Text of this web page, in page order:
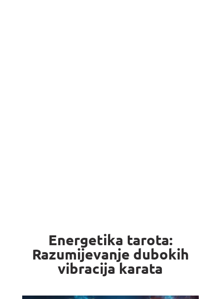
Energetika tarota:
Razumijevanje dubokih
vibracija karata